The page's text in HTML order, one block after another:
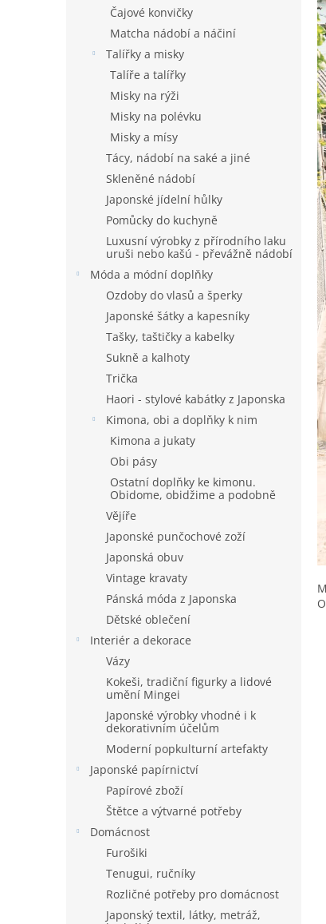
Čajové konvičky
Matcha nádobí a náčiní
Talířky a misky
Talíře a talířky
Misky na rýži
Misky na polévku
Misky a mísy
Tácy, nádobí na saké a jiné
Skleněné nádobí
Japonské jídelní hůlky
Pomůcky do kuchyně
Luxusní výrobky z přírodního laku
uruši nebo kašú - převážně nádobí
Móda a módní doplňky
Ozdoby do vlasů a šperky
Japonské šátky a kapesníky
Tašky, taštičky a kabelky
Sukně a kalhoty
Trička
Haori - stylové kabátky z Japonska
Kimona, obi a doplňky k nim
Kimona a jukaty
Obi pásy
Ostatní doplňky ke kimonu.
Obidome, obidžime a podobně
Vějíře
Japonské punčochové zoží
Japonská obuv
Vintage kravaty
Pánská móda z Japonska
Dětské oblečení
Interiér a dekorace
Vázy
Kokeši, tradiční figurky a lidové
umění Mingei
Japonské výrobky vhodné i k
dekorativním účelům
Moderní popkulturní artefakty
Japonské papírnictví
Papírové zboží
Štětce a výtvarné potřeby
Domácnost
Furošiki
Tenugui, ručníky
Rozličné potřeby pro domácnost
Japonský textil, látky, metráž,